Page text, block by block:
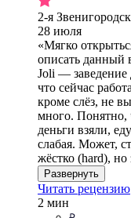
2-я
28 июля
«Мягко
описать данный
Joli — заведение
что сейчас
кроме слёз, не
много. Понятно,
деньги взяли,
слабая. Может,
жёстко (hard), но
Развернуть
Читать рецензию
2 мин